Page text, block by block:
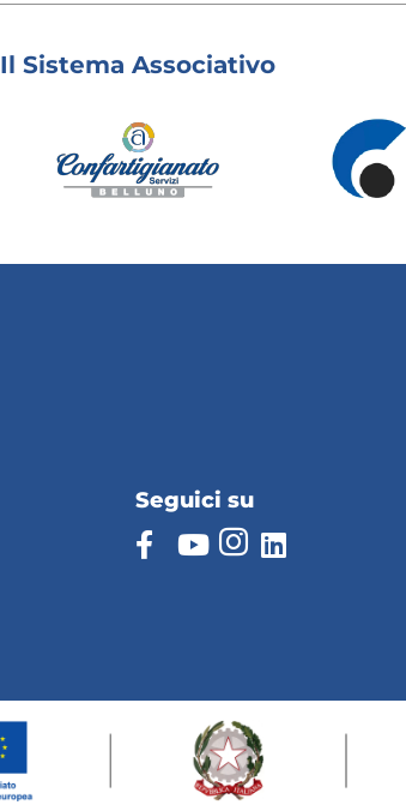
Il Sistema Associativo
Seguici su